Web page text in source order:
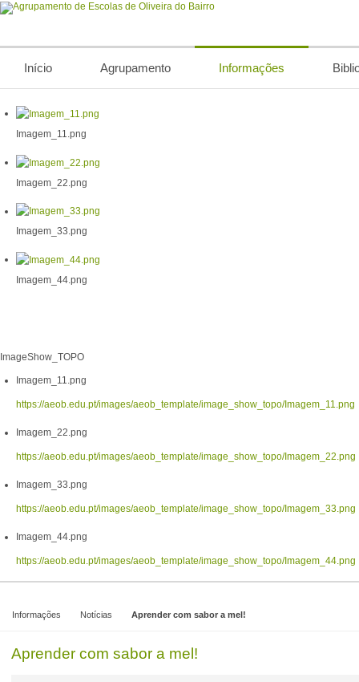
Início Agrupamento Informações
Imagem_11.png
Imagem_22.png
Imagem_33.png
Imagem_44.png
ImageShow_TOPO
Imagem_11.png
https://aeob.edu.pt/images/aeob_template/image_show_topo/Imagem_11.png
Imagem_22.png
https://aeob.edu.pt/images/aeob_template/image_show_topo/Imagem_22.png
Imagem_33.png
https://aeob.edu.pt/images/aeob_template/image_show_topo/Imagem_33.png
Imagem_44.png
https://aeob.edu.pt/images/aeob_template/image_show_topo/Imagem_44.png
Informações Notícias Aprender com sabor a mel!
Aprender com sabor a mel!